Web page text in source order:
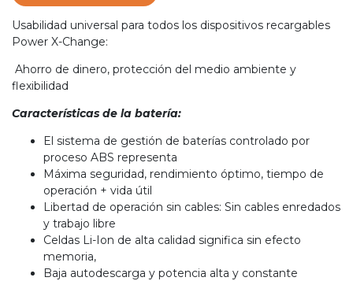
Usabilidad universal para todos los dispositivos recargables
Power X-Change:
Ahorro de dinero, protección del medio ambiente y
flexibilidad
Características de la batería:
El sistema de gestión de baterías controlado por
proceso ABS representa
Máxima seguridad, rendimiento óptimo, tiempo de
operación + vida útil
Libertad de operación sin cables: Sin cables enredados
y trabajo libre
Celdas Li-Ion de alta calidad significa sin efecto
memoria,
Baja autodescarga y potencia alta y constante